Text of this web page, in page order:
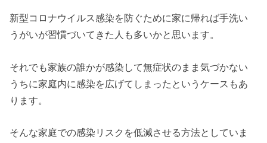
新型コロナウイルス感染を防ぐために家に帰れば手洗い
うがいが習慣づいてきた人も多いかと思います。
それでも家族の誰かが感染して無症状のまま気づかない
うちに家庭内に感染を広げてしまったというケースもあ
ります。
そんな家庭での感染リスクを低減させる方法としていま